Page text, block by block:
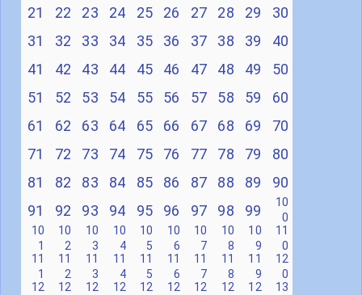
21
22 23 24 25 26 27 28 29
30
31
32 33 34 35 36 37 38 39
40
41
42 43 44 45 46 47 48 49
50
51
52 53 54 55 56 57 58 59
60
61
62 63 64 65 66 67 68 69
70
71
72 73 74 75 76 77 78 79
80
81
82 83 84 85 86 87 88 89
90
91
92 93 94 95 96 97 98 99
10
0
10
1
10
2
10
3
10
4
10
5
10
6
10
7
10
8
10
9
11
0
11
1
11
2
11
3
11
4
11
5
11
6
11
7
11
8
11
9
12
0
12
12
12
12
12
12
12
12
12
13